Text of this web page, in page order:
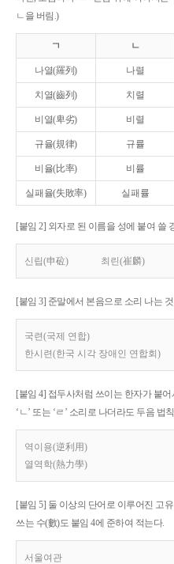
ㄴ을 버림.)
ㄱ ㄴ
나열(羅列) 나렬
치열(齒列) 치렬
비열(卑劣) 비렬
규율(規律) 규률
비율(比率) 비률
실패율(失敗率) 실패률
[붙임 2] 외자로 된 이름을 성에 붙여 쓸
신립(申砬) 최린(崔麟)
[붙임 3] 준말에서 본음으로 소리 나는
국련(국제 연합)
한시련(한국 시각 장애인 연합회)
[붙임 4] 접두사처럼 쓰이는 한자가 붙
‘ㄴ’ 또는 ‘ㄹ’ 소리로 나더라도 두음 법
역이용(逆利用)
열역학(熱力學)
[붙임 5] 둘 이상의 단어로 이루어진 고
쓰는 수(數)도 붙임 4에 준하여 적는다.
서울여관